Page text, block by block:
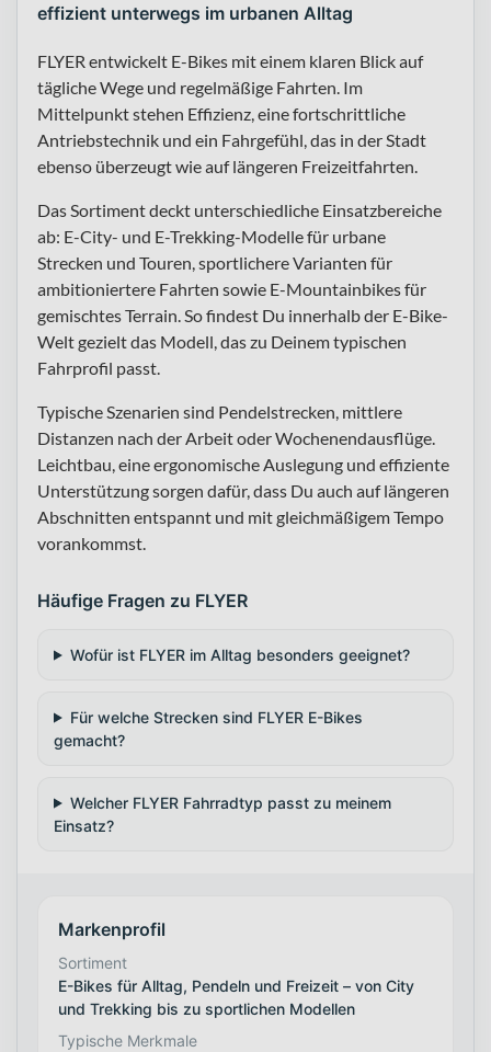
effizient unterwegs im urbanen Alltag
FLYER entwickelt E-Bikes mit einem klaren Blick auf
tägliche Wege und regelmäßige Fahrten. Im
Mittelpunkt stehen Effizienz, eine fortschrittliche
Antriebstechnik und ein Fahrgefühl, das in der Stadt
ebenso überzeugt wie auf längeren Freizeitfahrten.
Das Sortiment deckt unterschiedliche Einsatzbereiche
ab: E-City- und E-Trekking-Modelle für urbane
Strecken und Touren, sportlichere Varianten für
ambitioniertere Fahrten sowie E-Mountainbikes für
gemischtes Terrain. So findest Du innerhalb der E-Bike-
Welt gezielt das Modell, das zu Deinem typischen
Fahrprofil passt.
Typische Szenarien sind Pendelstrecken, mittlere
Distanzen nach der Arbeit oder Wochenendausflüge.
Leichtbau, eine ergonomische Auslegung und effiziente
Unterstützung sorgen dafür, dass Du auch auf längeren
Abschnitten entspannt und mit gleichmäßigem Tempo
vorankommst.
Häufige Fragen zu FLYER
Wofür ist FLYER im Alltag besonders geeignet?
Für welche Strecken sind FLYER E-Bikes
gemacht?
Welcher FLYER Fahrradtyp passt zu meinem
Einsatz?
Markenprofil
Sortiment
E-Bikes für Alltag, Pendeln und Freizeit – von City
und Trekking bis zu sportlichen Modellen
Typische Merkmale